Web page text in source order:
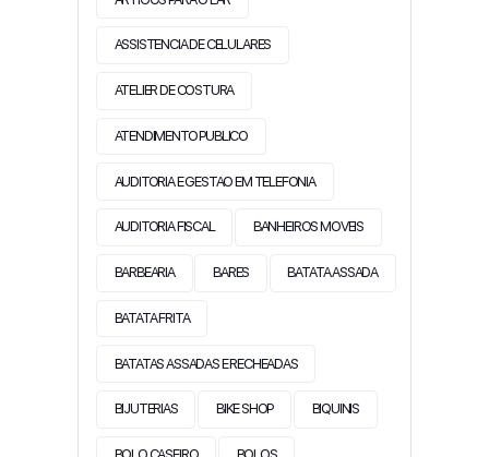
ASSISTENCIA DE CELULARES
ATELIER DE COSTURA
ATENDIMENTO PUBLICO
AUDITORIA E GESTAO EM TELEFONIA
AUDITORIA FISCAL BANHEIROS MOVEIS
BARBEARIA BARES BATATA ASSADA
BATATA FRITA
BATATAS ASSADAS E RECHEADAS
BIJUTERIAS BIKE SHOP BIQUINIS